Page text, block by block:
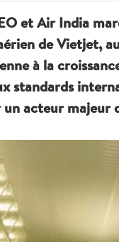
et Air India
de Vietjet,
à la
standards
acteur majeur